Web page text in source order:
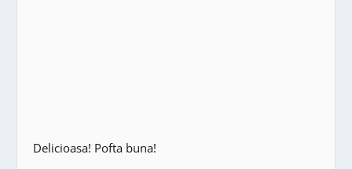
Delicioasa! Pofta buna!